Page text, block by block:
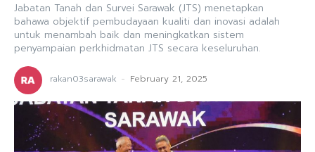
Jabatan Tanah dan Survei Sarawak (JTS) menetapkan
bahawa objektif pembudayaan kualiti dan inovasi adalah
untuk menambah baik dan meningkatkan sistem
penyampaian perkhidmatan JTS secara keseluruhan.
rakan03sarawak - February 21, 2025